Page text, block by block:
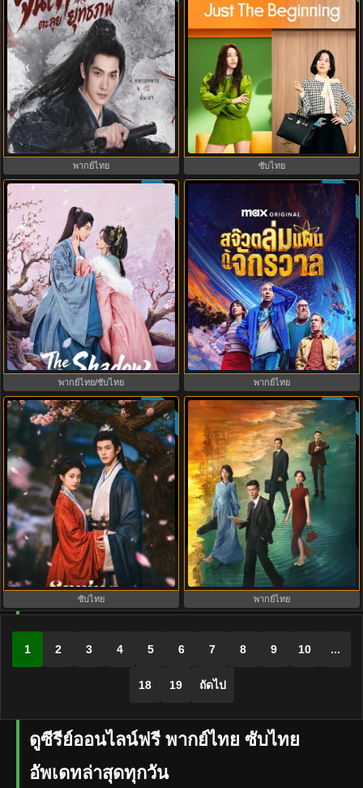
Zhan Zhao Adventures จั่นเจาตะลุย
ยุทธภพ (2026) พากย์ไทย ซับไทย
EP.1-37 (จบ)
พากย์ไทย
The Affair Was Just The Beginning
ชู้รักอำพรางเลือด (2026) พากย์ไทย
ซับไทย EP.1-8
ซับไทย
Princess Zhaoyang องค์หญิงเจา
หยาง (2026) พากย์ไทย ซับไทย
EP.1-18
8.0 ซับไทย
พากย์ไทย/ซับไทย
Stuart Fails to Save the Universe
สจ๊วตล่มแผนกู้จักรวาล (2026) พากย์
ไทย ซับไทย EP.1-10
9.3 ซับไทย
พากย์ไทย
Spring Over Phoenix Pond (2026)
หงส์คืนบัลลังก์แค้น พากย์ไทย ซับ
ไทย EP1-21
ซับไทย
ซับไทย
Silent Tides คลื่นลมลวง (2025)
พากย์ไทย ซับไทย EP.1-31
9.5 ซับไทย
พากย์ไทย
1 2 3 4 5 6 7 8 9 10 ...
18 19 ถัดไป
ดูซีรีย์ออนไลน์ฟรี พากย์ไทย ซับไทย
อัพเดทล่าสุดทุกวัน